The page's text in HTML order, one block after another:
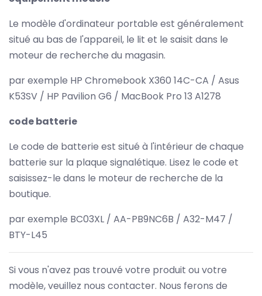
Le modèle d'ordinateur portable est généralement
situé au bas de l'appareil, le lit et le saisit dans le
moteur de recherche du magasin.
par exemple HP Chromebook X360 14C-CA / Asus
K53SV / HP Pavilion G6 / MacBook Pro 13 A1278
code batterie
Le code de batterie est situé à l'intérieur de chaque
batterie sur la plaque signalétique. Lisez le code et
saisissez-le dans le moteur de recherche de la
boutique.
par exemple BC03XL / AA-PB9NC6B / A32-M47 /
BTY-L45
Si vous n'avez pas trouvé votre produit ou votre
modèle, veuillez nous contacter. Nous ferons de